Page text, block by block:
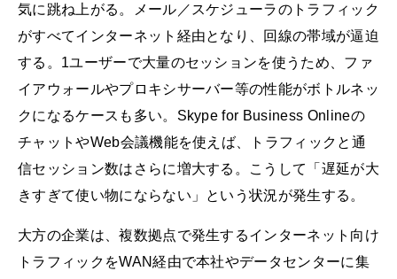
気に跳ね上がる。メール／スケジューラのトラフィック
がすべてインターネット経由となり、回線の帯域が逼迫
する。1ユーザーで大量のセッションを使うため、ファ
イアウォールやプロキシサーバー等の性能がボトルネッ
クになるケースも多い。Skype for Business Onlineの
チャットやWeb会議機能を使えば、トラフィックと通
信セッション数はさらに増大する。こうして「遅延が大
きすぎて使い物にならない」という状況が発生する。
大方の企業は、複数拠点で発生するインターネット向け
トラフィックをWAN経由で本社やデータセンターに集